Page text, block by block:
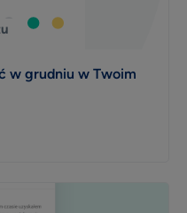
w grudniu w Twoim